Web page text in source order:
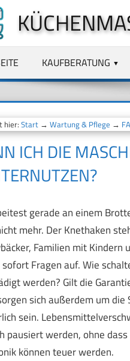
KAUFBERATUNG
hier: Start→ Wartung & Pflege →
ICH DIE
gerade an einem
mehr. Der Knethaken
Familien mit Kindern
Fragen auf. Wie
werden? Gilt die
sich außerdem um
sein.
pausiert werden, ohne
können teuer werden.